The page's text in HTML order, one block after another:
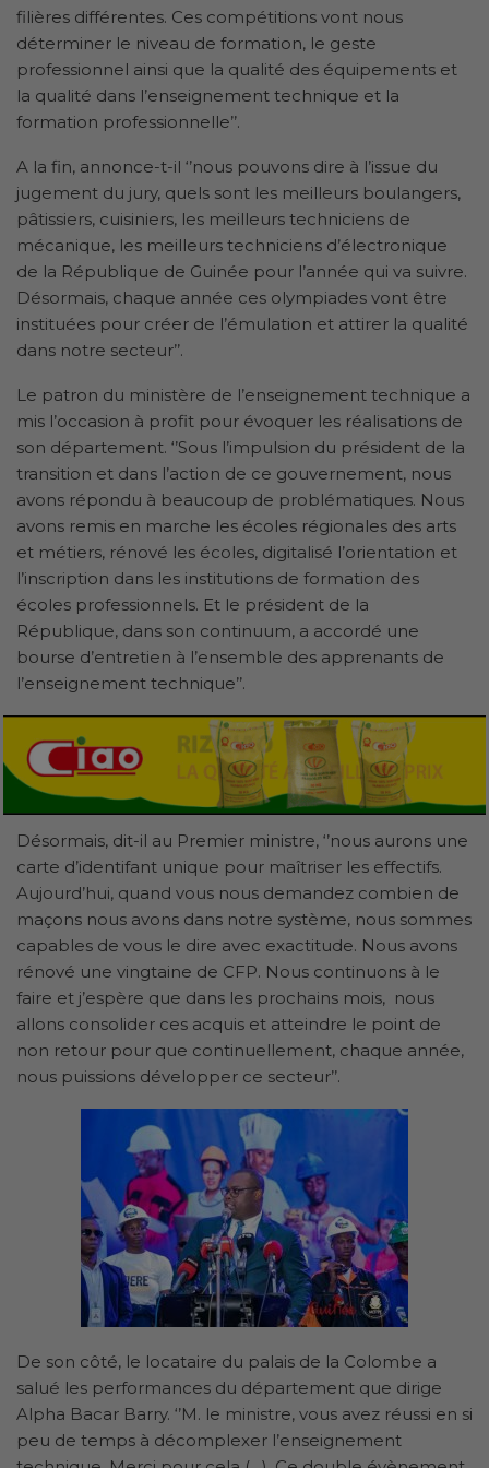
filières différentes. Ces compétitions vont nous
déterminer le niveau de formation, le geste
professionnel ainsi que la qualité des équipements et
la qualité dans l’enseignement technique et la
formation professionnelle’’.
A la fin, annonce-t-il ‘’nous pouvons dire à l’issue du
jugement du jury, quels sont les meilleurs boulangers,
pâtissiers, cuisiniers, les meilleurs techniciens de
mécanique, les meilleurs techniciens d’électronique
de la République de Guinée pour l’année qui va suivre.
Désormais, chaque année ces olympiades vont être
instituées pour créer de l’émulation et attirer la qualité
dans notre secteur’’.
Le patron du ministère de l’enseignement technique a
mis l’occasion à profit pour évoquer les réalisations de
son département. ‘’Sous l’impulsion du président de la
transition et dans l’action de ce gouvernement, nous
avons répondu à beaucoup de problématiques. Nous
avons remis en marche les écoles régionales des arts
et métiers, rénové les écoles, digitalisé l’orientation et
l’inscription dans les institutions de formation des
écoles professionnels. Et le président de la
République, dans son continuum, a accordé une
bourse d’entretien à l’ensemble des apprenants de
l’enseignement technique’’.
Désormais, dit-il au Premier ministre, ‘’nous aurons une
carte d’identifant unique pour maîtriser les effectifs.
Aujourd’hui, quand vous nous demandez combien de
maçons nous avons dans notre système, nous sommes
capables de vous le dire avec exactitude. Nous avons
rénové une vingtaine de CFP. Nous continuons à le
faire et j’espère que dans les prochains mois, nous
allons consolider ces acquis et atteindre le point de
non retour pour que continuellement, chaque année,
nous puissions développer ce secteur’’.
De son côté, le locataire du palais de la Colombe a
salué les performances du département que dirige
Alpha Bacar Barry. ‘’M. le ministre, vous avez réussi en si
peu de temps à décomplexer l’enseignement